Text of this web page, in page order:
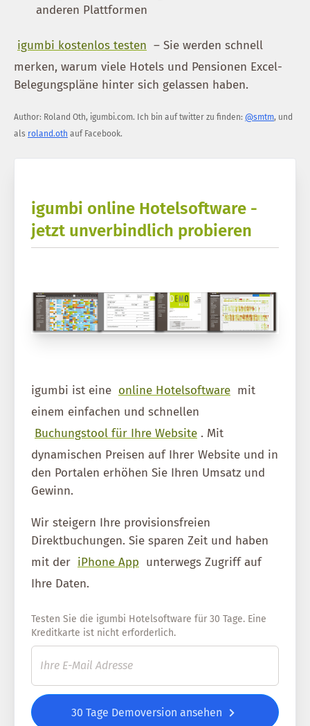
anderen Plattformen
igumbi kostenlos testen – Sie werden schnell
merken, warum viele Hotels und Pensionen Excel-
Belegungspläne hinter sich gelassen haben.
Author: Roland Oth, igumbi.com. Ich bin auf twitter zu finden: @smtm, und
als roland.oth auf Facebook.
igumbi online Hotelsoftware -
jetzt unverbindlich probieren
igumbi ist eine online Hotelsoftware mit
einem einfachen und schnellen
Buchungstool für Ihre Website . Mit
dynamischen Preisen auf Ihrer Website und in
den Portalen erhöhen Sie Ihren Umsatz und
Gewinn.
Wir steigern Ihre provisionsfreien
Direktbuchungen. Sie sparen Zeit und haben
mit der iPhone App unterwegs Zugriff auf
Ihre Daten.
Testen Sie die igumbi Hotelsoftware für 30 Tage. Eine
Kreditkarte ist nicht erforderlich.
30 Tage Demoversion ansehen